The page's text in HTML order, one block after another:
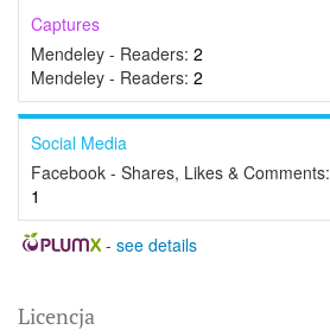
Captures
Mendeley - Readers: 2
Mendeley - Readers: 2
Social Media
Facebook - Shares, Likes & Comments:
1
- see details
Licencja